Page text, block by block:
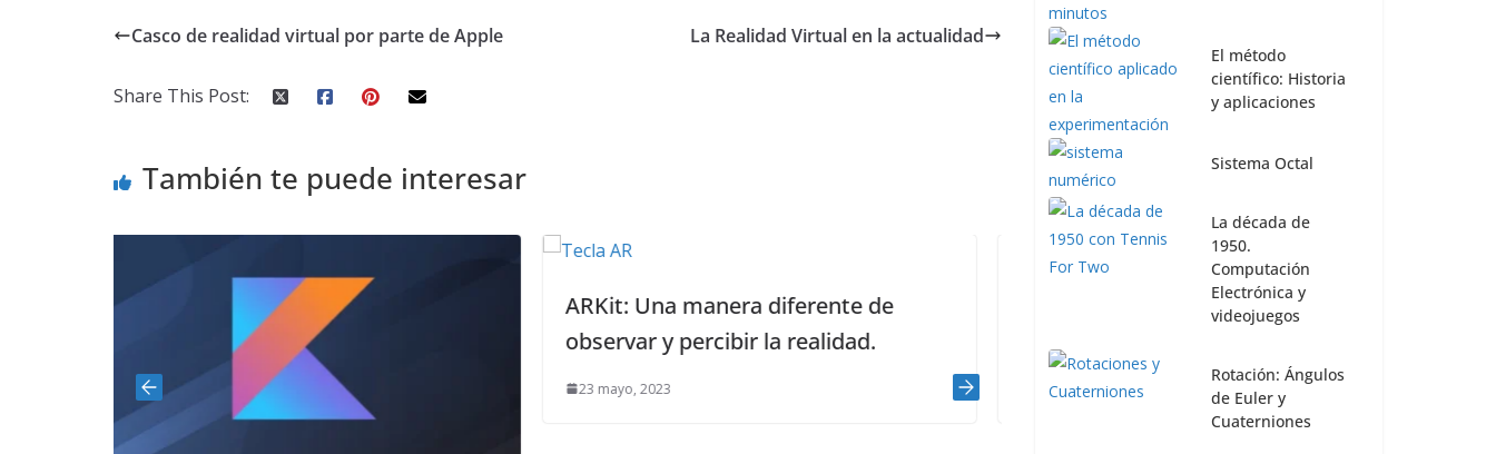
Casco de realidad virtual por parte de Apple La Realidad Virtual en la actualidad
Share This Post:
También te puede interesar
ARKit: Una manera diferente de
observar y percibir la realidad.
23 mayo, 2023
Lenguaje de programación SWIFT
¿Qué es y por qué debe usarse?
Apple I, La marca de un
El método
científico: Historia
y aplicaciones
Sistema Octal
La década de
1950.
Computación
Electrónica y
videojuegos
Rotación: Ángulos
de Euler y
Cuaterniones